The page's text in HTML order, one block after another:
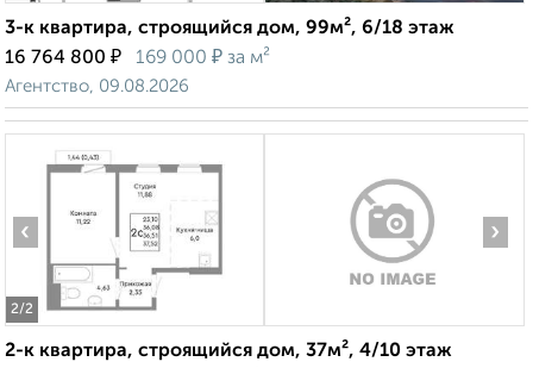
3-к квартира, строящийся дом, 99м², 6/18 этаж
16 764 800 ₽ 169 000 ₽ за м²
Агентство, 09.08.2026
2/2
‹ ›
2-к квартира, строящийся дом, 37м², 4/10 этаж